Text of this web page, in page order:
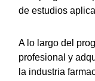
de estudios
A lo largo del
profesional y
la industria